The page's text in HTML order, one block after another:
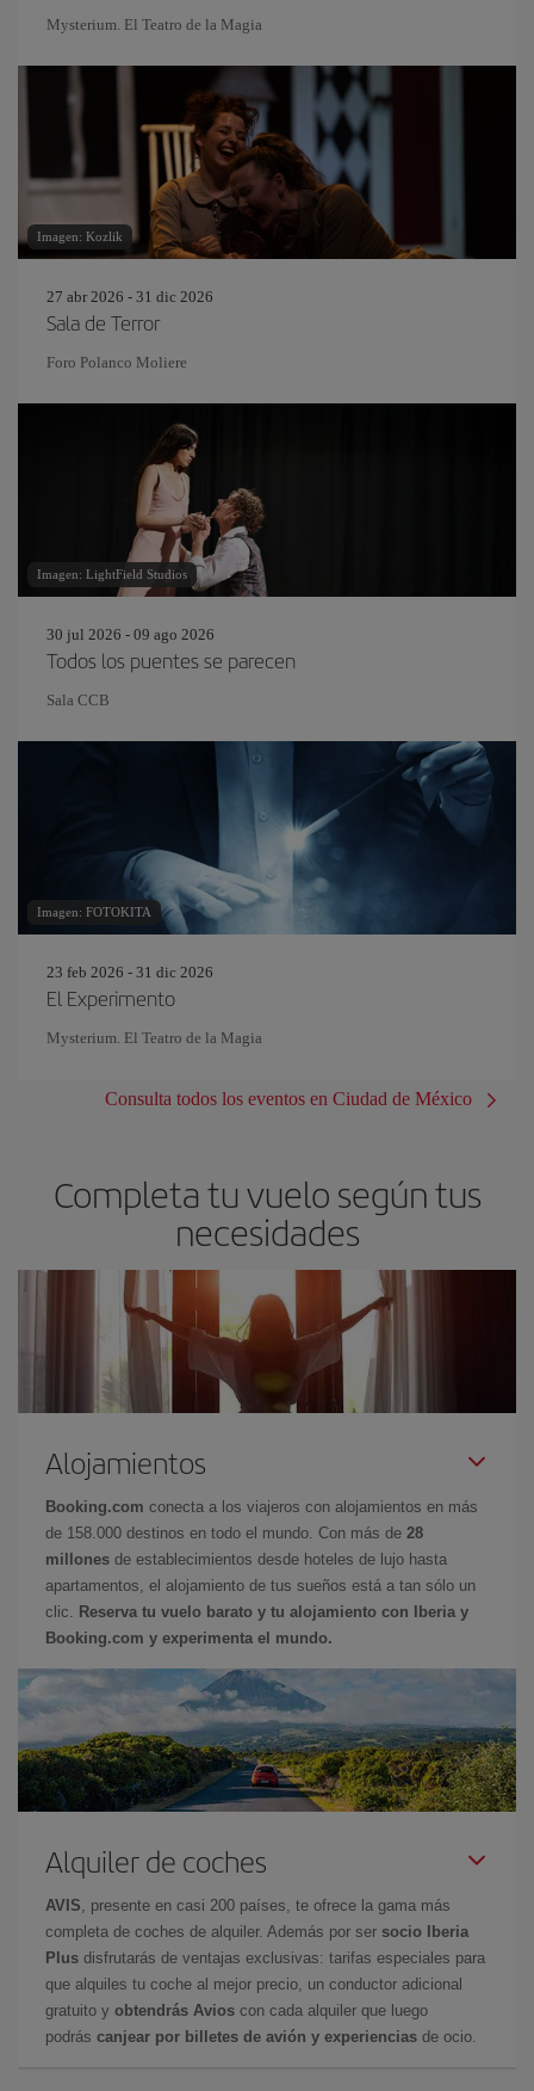
Mysterium. El Teatro de la Magia
Imagen: Kozlik
27 abr 2026 - 31 dic 2026
Sala de Terror
Foro Polanco Moliere
Imagen: LightField Studios
30 jul 2026 - 09 ago 2026
Todos los puentes se parecen
Sala CCB
Imagen: FOTOKITA
23 feb 2026 - 31 dic 2026
El Experimento
Mysterium. El Teatro de la Magia
Consulta todos los eventos en Ciudad de México
Completa tu vuelo según tus
necesidades
Alojamientos
Booking.com conecta a los viajeros con alojamientos en más
de 158.000 destinos en todo el mundo. Con más de 28
millones de establecimientos desde hoteles de lujo hasta
apartamentos, el alojamiento de tus sueños está a tan sólo un
clic. Reserva tu vuelo barato y tu alojamiento con Iberia y
Booking.com y experimenta el mundo.
Alquiler de coches
AVIS, presente en casi 200 países, te ofrece la gama más
completa de coches de alquiler. Además por ser socio Iberia
Plus disfrutarás de ventajas exclusivas: tarifas especiales para
que alquiles tu coche al mejor precio, un conductor adicional
gratuito y obtendrás Avios con cada alquiler que luego
podrás canjear por billetes de avión y experiencias de ocio.